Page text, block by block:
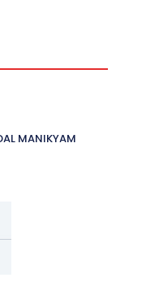
MANIKYAM